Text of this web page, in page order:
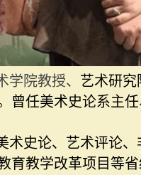
学院教授、 艺术研究
曾任美术史论系主
术史论、艺术评论
育教学改革项目等